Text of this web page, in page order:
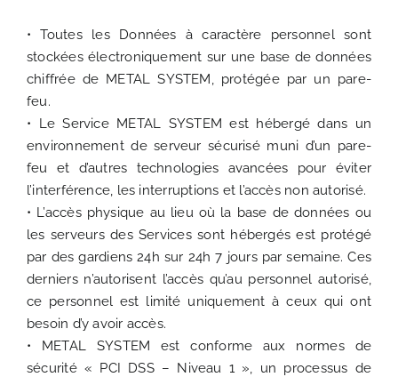
• Toutes les Données à caractère personnel sont
stockées électroniquement sur une base de données
chiffrée de METAL SYSTEM, protégée par un pare-
feu.
• Le Service METAL SYSTEM est hébergé dans un
environnement de serveur sécurisé muni d’un pare-
feu et d’autres technologies avancées pour éviter
l’interférence, les interruptions et l’accès non autorisé.
• L’accès physique au lieu où la base de données ou
les serveurs des Services sont hébergés est protégé
par des gardiens 24h sur 24h 7 jours par semaine. Ces
derniers n’autorisent l’accès qu’au personnel autorisé,
ce personnel est limité uniquement à ceux qui ont
besoin d’y avoir accès.
• METAL SYSTEM est conforme aux normes de
sécurité « PCI DSS – Niveau 1 », un processus de